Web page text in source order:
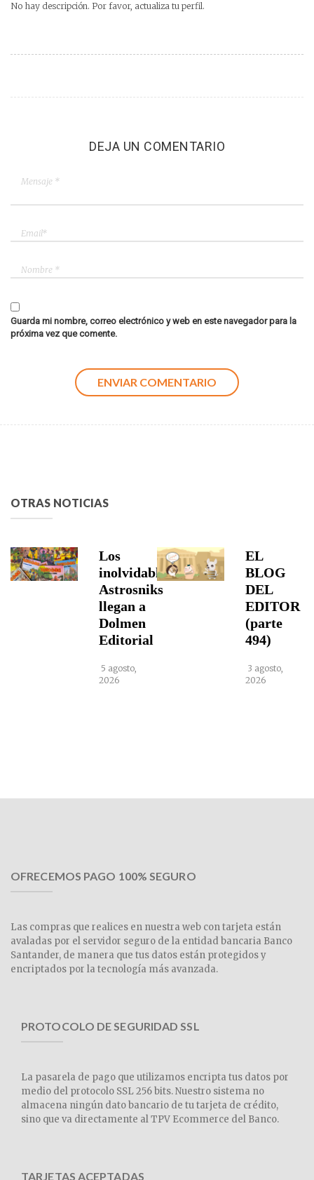
No hay descripción. Por favor, actualiza tu perfil.
DEJA UN COMENTARIO
Guarda mi nombre, correo electrónico y web en este navegador para la
próxima vez que comente.
OTRAS NOTICIAS
Los
inolvidables
Astrosniks
llegan a
Dolmen
Editorial
5 agosto,
2026
EL
BLOG
DEL
EDITOR
(parte
494)
3 agosto,
2026
OFRECEMOS PAGO 100% SEGURO
Las compras que realices en nuestra web con tarjeta están
avaladas por el servidor seguro de la entidad bancaria Banco
Santander, de manera que tus datos están protegidos y
encriptados por la tecnología más avanzada.
PROTOCOLO DE SEGURIDAD SSL
La pasarela de pago que utilizamos encripta tus datos por
medio del protocolo SSL 256 bits. Nuestro sistema no
almacena ningún dato bancario de tu tarjeta de crédito,
sino que va directamente al TPV Ecommerce del Banco.
TARJETAS ACEPTADAS